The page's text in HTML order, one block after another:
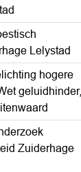
Lelystad
hogere
geluidhinder,
Zuiderhage